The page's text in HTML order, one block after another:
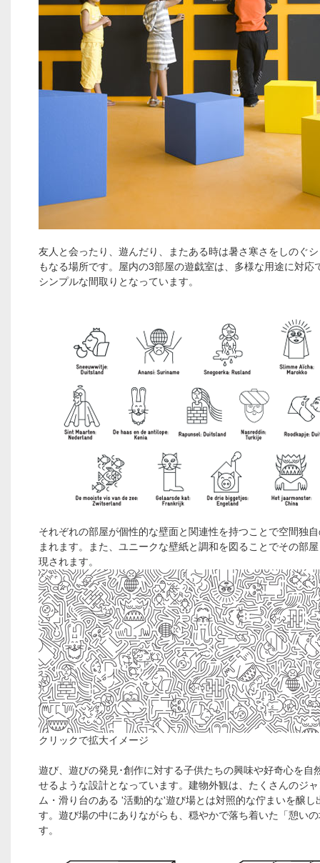
友人と会ったり、遊んだり、またある時は暑さ寒さをしのぐ
もなる場所です。屋内の3部屋の遊戯室は、多様な用途に対応
シンプルな間取りとなっています。
それぞれの部屋が個性的な壁面と関連性を持つことで空間独
まれます。また、ユニークな壁紙と調和を図ることでその部
現されます。
クリックで拡大イメージ
遊び、遊びの発見･創作に対する子供たちの興味や好奇心を自
せるような設計となっています。建物外観は、たくさんのジ
ム・滑り台のある '活動的な'遊び場とは対照的な佇まいを醸し
す。遊び場の中にありながらも、穏やかで落ち着いた「憩い
す。